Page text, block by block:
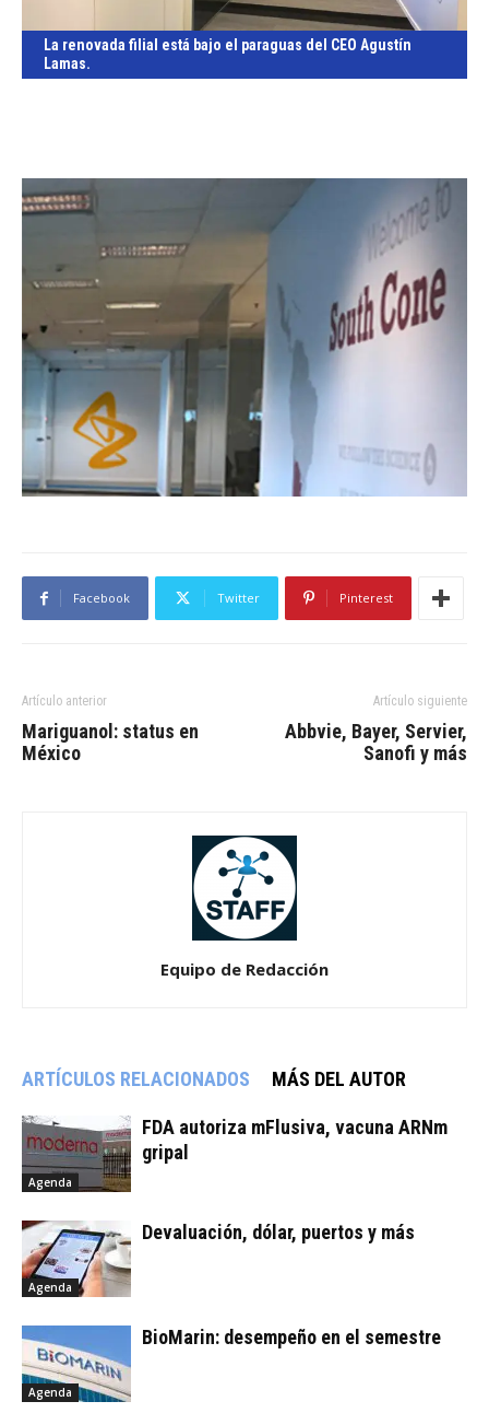
La renovada filial está bajo el paraguas del CEO Agustín
Lamas.
Facebook Twitter Pinterest
Artículo anterior
Mariguanol: status en
México
Artículo siguiente
Abbvie, Bayer, Servier,
Sanofi y más
Equipo de Redacción
ARTÍCULOS RELACIONADOS MÁS DEL AUTOR
Agenda
FDA autoriza mFlusiva, vacuna ARNm
gripal
Agenda
Devaluación, dólar, puertos y más
Agenda
BioMarin: desempeño en el semestre